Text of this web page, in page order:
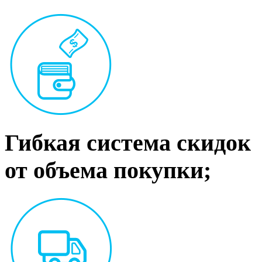
Гибкая система скидок
от объема покупки;